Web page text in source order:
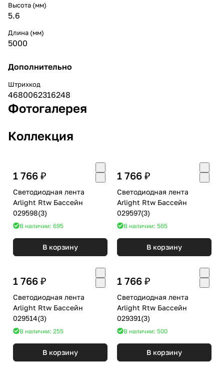
Высота (мм)
5.6
Длина (мм)
5000
Дополнительно
Штрихкод
4680062316248
Фотогалерея
Коллекция
1 766 ₽
Светодиодная лента
Arlight Rtw Бассейн
029598(3)
В наличии: 695
В корзину
1 766 ₽
Светодиодная лента
Arlight Rtw Бассейн
029597(3)
В наличии: 565
В корзину
1 766 ₽
Светодиодная лента
Arlight Rtw Бассейн
029514(3)
В наличии: 255
В корзину
1 766 ₽
Светодиодная лента
Arlight Rtw Бассейн
029391(3)
В наличии: 500
В корзину